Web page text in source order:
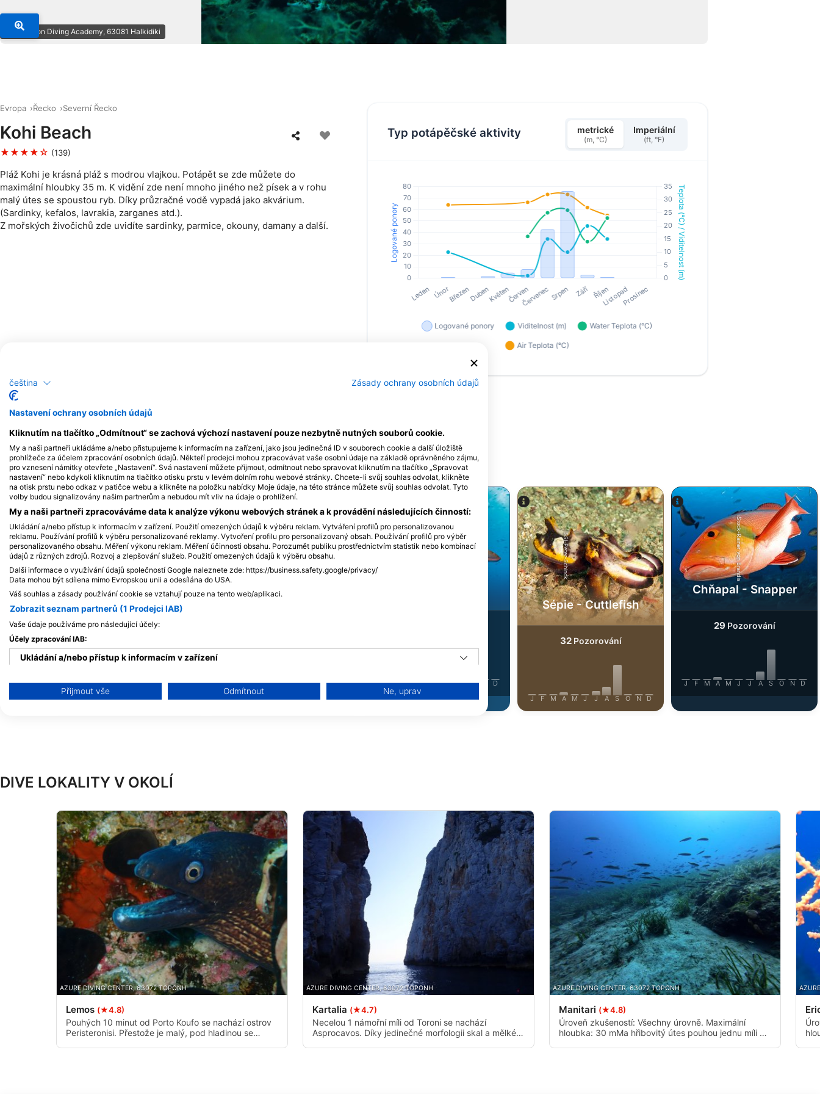
© Poseidon Diving Academy, 63081 Halkidiki
Evropa Řecko Severní Řecko
Kohi Beach
★★★★☆ (139)
Pláž Kohi je krásná pláž s modrou vlajkou. Potápět se zde můžete do
maximální hloubky 35 m. K vidění zde není mnoho jiného než písek a v rohu
malý útes se spoustou ryb. Díky průzračné vodě vypadá jako akvárium.
(Sardinky, kefalos, lavrakia, zarganes atd.).
Z mořských živočichů zde uvidíte sardinky, parmice, okouny, damany a další.
Typ potápěčské aktivity metrické
(m, °C)
Imperiální
(ft, °F)
Možné pozorování volně žijících živočichů
Záznamy o pozorování volně žijících živočichů jsou založeny na obsahu generovaném uživateli
Alamy/Reinhard Dirscherl
Chobotnice - Octopus
36Pozorování
J F M A M J J A S O N D
iStock/ultramarinfoto
Pyskounovití - Wrasse
J F M A M J J A S O N D
iStock-burnsboxco
J F M A M J J A S O D
SSI-Peter-Schinck
Sépie - Cuttlefish
32Pozorování
J F M A M J J A S O N D
iStock-Rainer von Brandis
Chňapal - Snapper
29Pozorování
J F M A M J J A S O N D
DIVE LOKALITY V OKOLÍ
AZURE DIVING CENTER, 63072 ΤΟΡΩΝΗ
Lemos (★4.8)
Pouhých 10 minut od Porto Koufo se nachází ostrov
Peristeronisi. Přestože je malý, pod hladinou se
AZURE DIVING CENTER, 63072 ΤΟΡΩΝΗ
Kartalia (★4.7)
Necelou 1 námořní míli od Toroni se nachází
Asprocavos. Díky jedinečné morfologii skal a mělké
AZURE DIVING CENTER, 63072 ΤΟΡΩΝΗ
Manitari (★4.8)
Úroveň zkušeností: Všechny úrovně. Maximální
hloubka: 30 mMa hřibovitý útes pouhou jednu míli od
čeština Zásady ochrany osobních údajů
Nastavení ochrany osobních údajů
Kliknutím na tlačítko „Odmítnout“ se zachová výchozí nastavení pouze nezbytně nutných souborů cookie.
My a naši partneři ukládáme a/nebo přistupujeme k informacím na zařízení, jako jsou jedinečná ID v souborech cookie a další úložiště
prohlížeče za účelem zpracování osobních údajů. Někteří prodejci mohou zpracovávat vaše osobní údaje na základě oprávněného zájmu,
pro vznesení námitky otevřete „Nastavení“. Svá nastavení můžete přijmout, odmítnout nebo spravovat kliknutím na tlačítko „Spravovat
nastavení“ nebo kdykoli kliknutím na tlačítko otisku prstu v levém dolním rohu webové stránky. Chcete-li svůj souhlas odvolat, klikněte
na otisk prstu nebo odkaz v patičce webu a klikněte na položku nabídky Moje údaje, na této stránce můžete svůj souhlas odvolat. Tyto
volby budou signalizovány našim partnerům a nebudou mít vliv na údaje o prohlížení.
My a naši partneři zpracováváme data k analýze výkonu webových stránek a k provádění následujících činností:
Ukládání a/nebo přístup k informacím v zařízení. Použití omezených údajů k výběru reklam. Vytváření profilů pro personalizovanou
reklamu. Používání profilů k výběru personalizované reklamy. Vytvoření profilu pro personalizovaný obsah. Používání profilů pro výběr
personalizovaného obsahu. Měření výkonu reklam. Měření účinnosti obsahu. Porozumět publiku prostřednictvím statistik nebo kombinací
údajů z různých zdrojů. Rozvoj a zlepšování služeb. Použití omezených údajů k výběru obsahu.
Další informace o využívání údajů společností Google naleznete zde: https://business.safety.google/privacy/
Data mohou být sdílena mimo Evropskou unii a odesílána do USA.
Váš souhlas a zásady používání cookie se vztahují pouze na tento web/aplikaci.
Zobrazit seznam partnerů (1 Prodejci IAB)
Vaše údaje používáme pro následující účely:
Účely zpracování IAB:
Ukládání a/nebo přístup k informacím v zařízení
Použití omezených údajů k výběru reklam
Používání profilů pro výběr personalizovaného obsahu
Měření výkonu obsahu
Porozumění publiku prostřednictvím statistik nebo kombinací údajů z různých zdrojů
Rozvoj a zlepšování služeb
Použití omezených údajů k výběru obsahu
Speciální funkce IAB:
Používání přesných údajů o zeměpisné poloze
Identifikace zařízení na základě aktivně vyžádaných informací
Účely zpracování, které nesouvisejí s IAB:
Přijmout vše Odmítnout Ne, uprav